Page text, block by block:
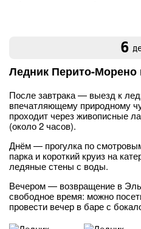
6
Ледник Перито-Морено
После завтрака — выезд к
впечатляющему природному
проходит через живописные
(около 2 часов).
Днём — прогулка по
парка и короткий круиз на
ледяные стены с воды.
Вечером — возвращение в
свободное время: можно
провести вечер в баре с